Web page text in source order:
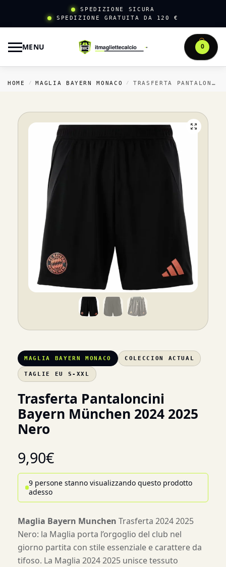
SPEDIZIONE SICURA
SPEDIZIONE GRATUITA DA 120 €
MENU 0
HOME / MAGLIA BAYERN MONACO / TRASFERTA PANTALONCINI BAYERN MÜNCHEN 2024 2025 NERO
MAGLIA BAYERN MONACO COLECCION ACTUAL
TAGLIE EU S-XXL
Trasferta Pantaloncini
Bayern München 2024 2025
Nero
9,90€
9 persone stanno visualizzando questo prodotto
adesso
Maglia Bayern Munchen Trasferta 2024 2025
Nero: la Maglia porta l’orgoglio del club nel
giorno partita con stile essenziale e carattere da
tifoso. La Maglia 2024 2025 unisce tessuto